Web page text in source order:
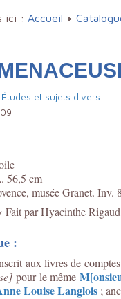
ici : Accueil
Études et sujets divers
56,5 cm
musée Granet. Inv.
Fait par Hyacinthe
:
aux livres de
pour le même
Louise Langlois ;